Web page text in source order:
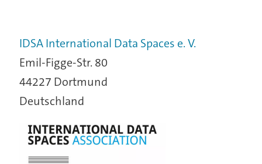
IDSA International Data Spaces e. V.
Emil-Figge-Str. 80
44227 Dortmund
Deutschland